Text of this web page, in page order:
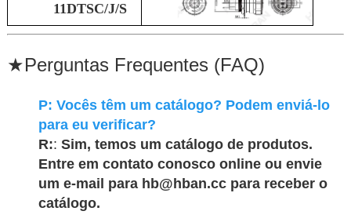
11DTSC/J/S
★Perguntas Frequentes (FAQ)
P: Vocês têm um catálogo? Podem enviá-lo
para eu verificar?
R:: Sim, temos um catálogo de produtos.
Entre em contato conosco online ou envie
um e-mail para hb@hban.cc para receber o
catálogo.